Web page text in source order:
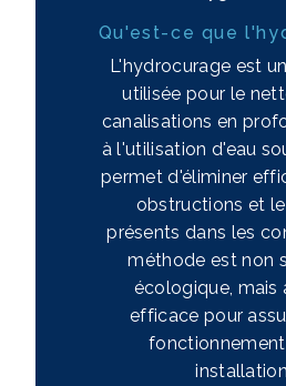
Qu'est-ce que
L'hydrocurage est
utilisée pour le
canalisations en
à l'utilisation d'eau
permet d'éliminer
obstructions et
présents dans les
méthode est non
écologique, mais
efficace pour